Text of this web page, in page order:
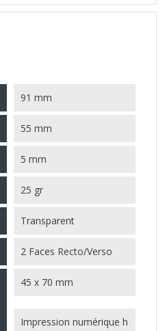
91 mm
55 mm
5 mm
25 gr
Transparent
2 Faces Recto/Verso
45 x 70 mm
Impression numérique h